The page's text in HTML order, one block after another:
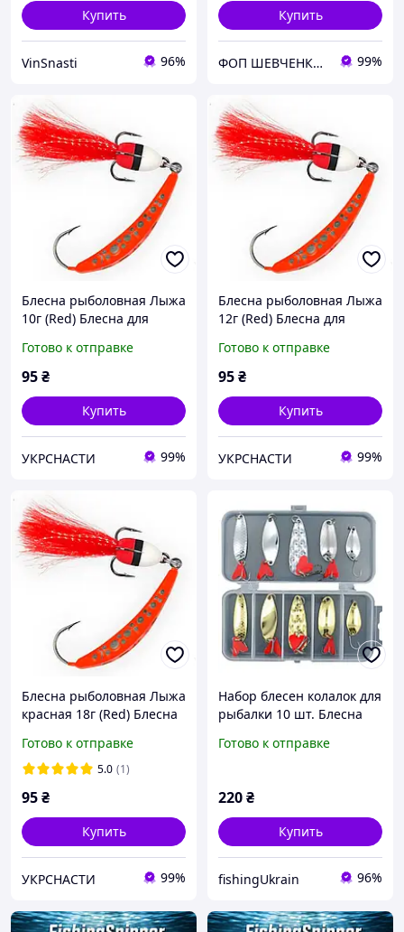
Купить
VinSnasti 96%
Купить
ФОП ШЕВЧЕНКО ГЕННАДІЙ ОЛЕКСАНДРОВИЧ 99%
Блесна рыболовная Лыжа
10г (Red) Блесна для
Готово к отправке
95₴
Купить
УКРСНАСТИ 99%
Блесна рыболовная Лыжа
12г (Red) Блесна для
Готово к отправке
95₴
Купить
УКРСНАСТИ 99%
Блесна рыболовная Лыжа
красная 18г (Red) Блесна
лыжа
Готово к отправке
5.0 (1)
95₴
Купить
УКРСНАСТИ 99%
Набор блесен колалок для
рыбалки 10 шт. Блесна
колеблющаяся, люлька
Готово к отправке
220₴
Купить
fishingUkrain 96%